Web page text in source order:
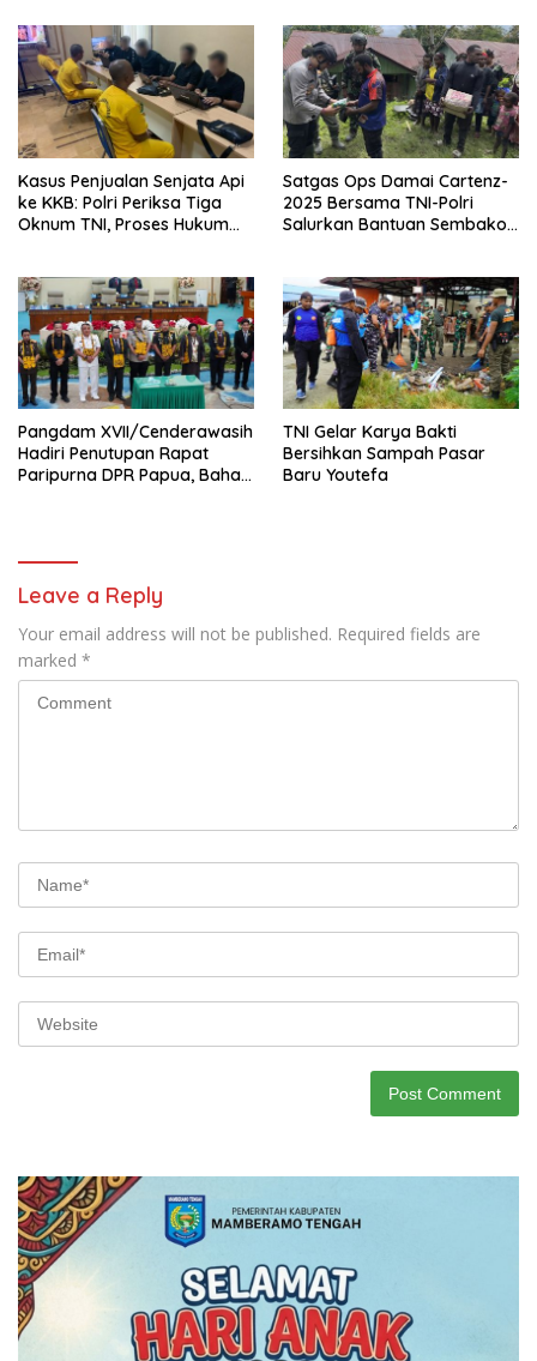
Kasus Penjualan Senjata Api
ke KKB: Polri Periksa Tiga
Oknum TNI, Proses Hukum
Satgas Ops Damai Cartenz-
2025 Bersama TNI-Polri
Salurkan Bantuan Sembako
Pangdam XVII/Cenderawasih
Hadiri Penutupan Rapat
Paripurna DPR Papua, Bahas
TNI Gelar Karya Bakti
Bersihkan Sampah Pasar
Baru Youtefa
Leave a Reply
Your email address will not be published. Required fields are
marked *